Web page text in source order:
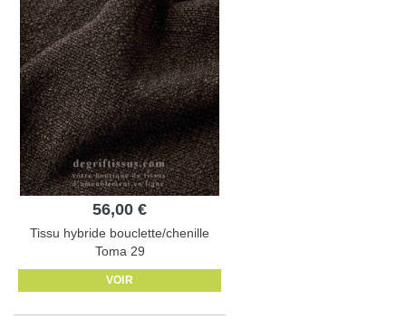
56,00 €
Tissu hybride bouclette/chenille
Toma 29
VOIR